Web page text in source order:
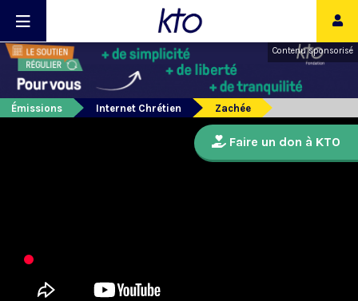
Contenu sponsorisé
Émissions Internet Chrétien Zachée
Faire un don à KTO